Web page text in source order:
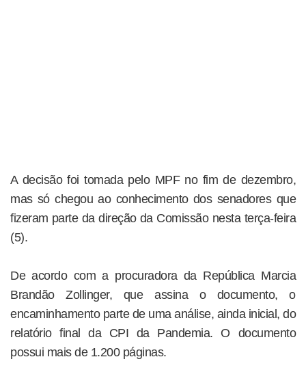
A decisão foi tomada pelo MPF no fim de dezembro,
mas só chegou ao conhecimento dos senadores que
fizeram parte da direção da Comissão nesta terça-feira
(5).
De acordo com a procuradora da República Marcia
Brandão Zollinger, que assina o documento, o
encaminhamento parte de uma análise, ainda inicial, do
relatório final da CPI da Pandemia. O documento
possui mais de 1.200 páginas.